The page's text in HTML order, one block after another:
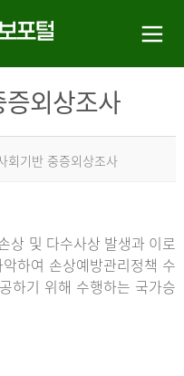
외상조사
회기반 중증외상조사
상 및 다수사상 발생과 이로
하여 손상예방관리정책 수
하기 위해 수행하는 국가승